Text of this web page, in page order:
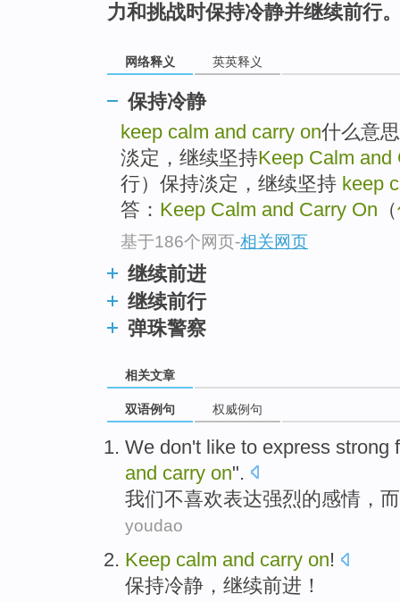
力和挑战时保持冷静并继续前行
网络释义 英英释义
保持冷静
keep calm and carry on什么意
淡定，继续坚持Keep Calm and
行）保持淡定，继续坚持 keep
答： Keep Calm and Carry On （
基于186个网页-相关网页
继续前进
继续前行
弹珠警察
相关文章
双语例句 权威例句
We don't like to express strong
and carry on".
我们不喜欢表达强烈的感情 ， 而
youdao
Keep calm and carry on!
保持冷静 ， 继续前进！